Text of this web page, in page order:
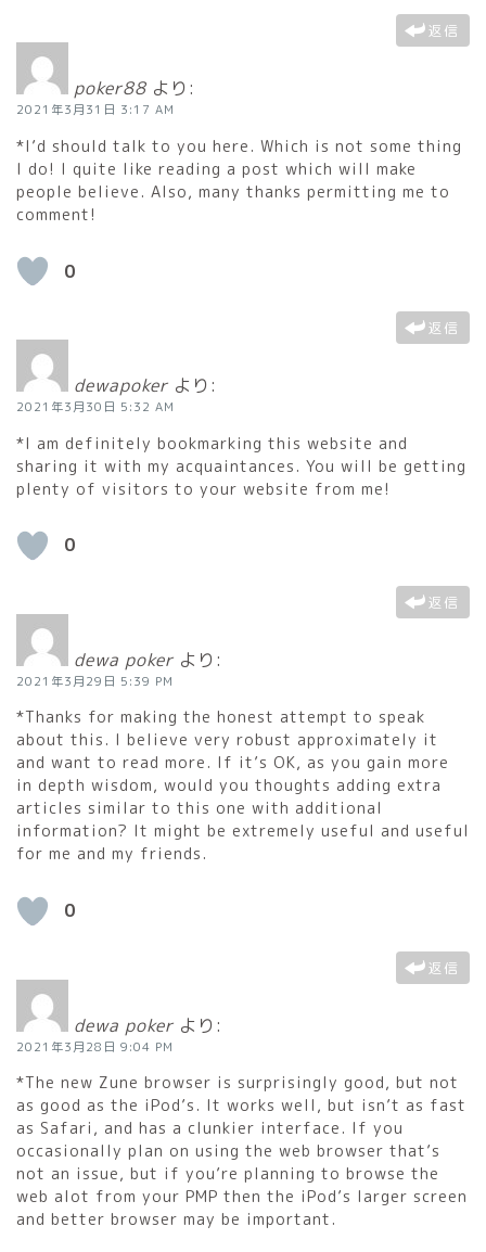
返信
poker88 より:
2021年3月31日 3:17 AM
*I’d should talk to you here. Which is not some thing
I do! I quite like reading a post which will make
people believe. Also, many thanks permitting me to
comment!
0
返信
dewapoker より:
2021年3月30日 5:32 AM
*I am definitely bookmarking this website and
sharing it with my acquaintances. You will be getting
plenty of visitors to your website from me!
0
返信
dewa poker より:
2021年3月29日 5:39 PM
*Thanks for making the honest attempt to speak
about this. I believe very robust approximately it
and want to read more. If it’s OK, as you gain more
in depth wisdom, would you thoughts adding extra
articles similar to this one with additional
information? It might be extremely useful and useful
for me and my friends.
0
返信
dewa poker より:
2021年3月28日 9:04 PM
*The new Zune browser is surprisingly good, but not
as good as the iPod’s. It works well, but isn’t as fast
as Safari, and has a clunkier interface. If you
occasionally plan on using the web browser that’s
not an issue, but if you’re planning to browse the
web alot from your PMP then the iPod’s larger screen
and better browser may be important.